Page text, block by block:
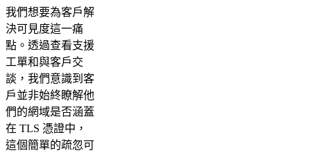
我們想要為客戶解
決可見度這一痛
點。透過查看支援
工單和與客戶交
談，我們意識到客
戶並非始終瞭解他
們的網域是否涵蓋
在 TLS 憑證中，
這個簡單的疏忽可